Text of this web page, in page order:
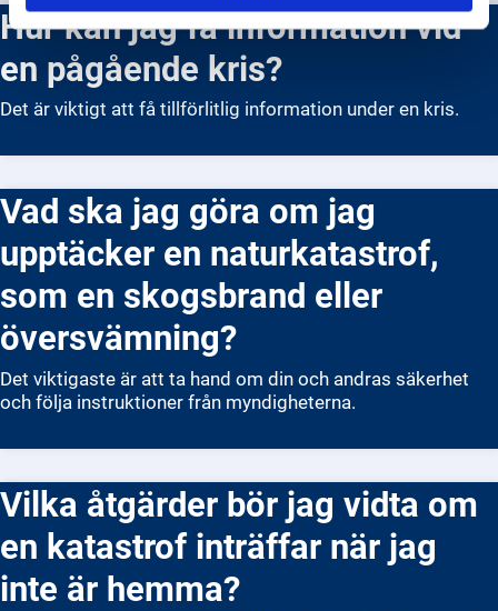
Hur kan jag få information vid
en pågående kris?
Det är viktigt att få tillförlitlig information under en kris.
Vad ska jag göra om jag
upptäcker en naturkatastrof,
som en skogsbrand eller
översvämning?
Det viktigaste är att ta hand om din och andras säkerhet
och följa instruktioner från myndigheterna.
Vilka åtgärder bör jag vidta om
en katastrof inträffar när jag
inte är hemma?